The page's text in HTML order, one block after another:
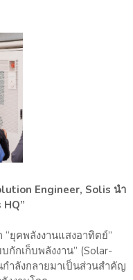
Engineer, Solis นำ
ยุคพลังงานแสงอาทิตย์”
กักเก็บพลังงาน” (Solar-
ำลังกลายมาเป็นส่วนสำคัญ